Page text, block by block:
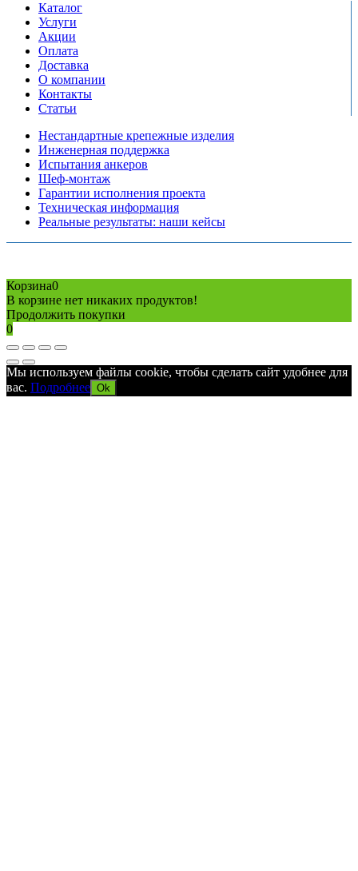
Каталог
Услуги
Акции
Оплата
Доставка
О компании
Контакты
Статьи
Нестандартные крепежные изделия
Инженерная поддержка
Испытания анкеров
Шеф-монтаж
Гарантии исполнения проекта
Техническая информация
Реальные результаты: наши кейсы
Корзина0
В корзине нет никаких продуктов!
Продолжить покупки
0
Мы используем файлы cookie, чтобы сделать сайт удобнее для
вас. Подробнее Ok